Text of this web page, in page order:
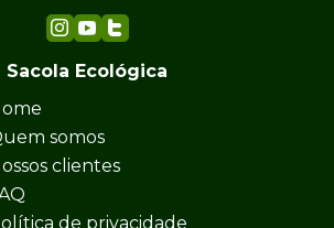
Sacola Ecológica
somos
clientes
de privacidade